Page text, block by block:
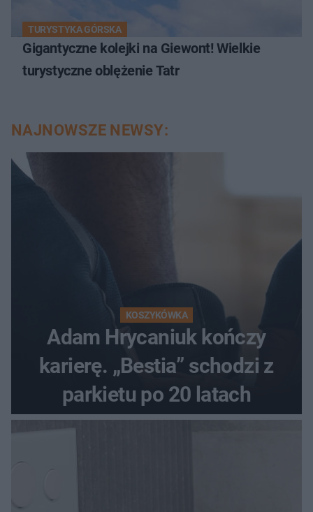
TURYSTYKA GÓRSKA
Gigantyczne kolejki na Giewont! Wielkie
turystyczne oblężenie Tatr
NAJNOWSZE NEWSY:
KOSZYKÓWKA
Adam Hrycaniuk kończy
karierę. „Bestia” schodzi z
parkietu po 20 latach